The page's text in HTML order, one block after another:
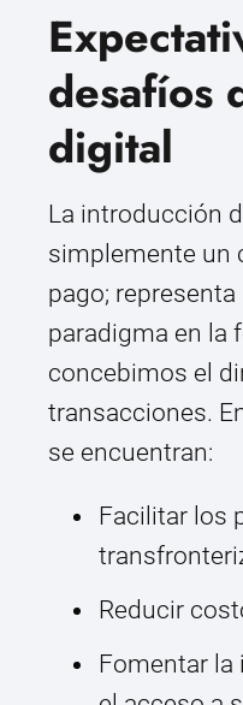
desafíos
digital
La introducción
simplemente un
pago;
paradigma en la
concebimos el
transacciones.
se encuentran:
Facilitar los
Reducir
Fomentar la